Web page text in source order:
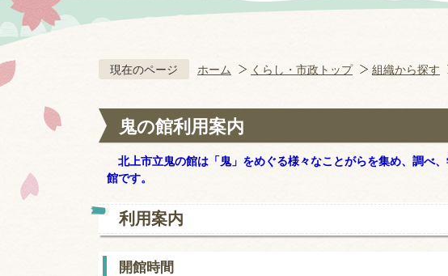
現在のページ ホーム くらし・市政トップ 組織から探す
鬼の館利用案内
北上市立鬼の館は「鬼」をめぐる様々なことがらを集め、調べ
館です。
利用案内
開館時間